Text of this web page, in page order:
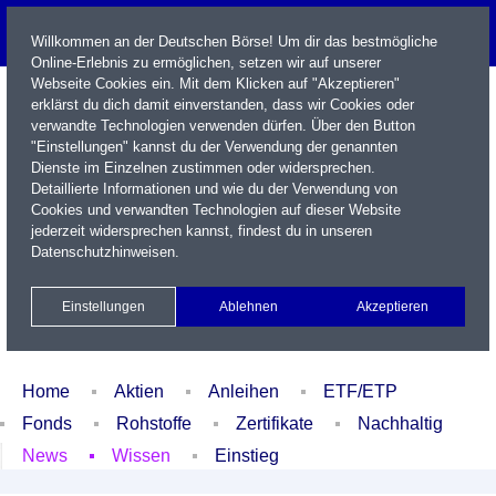
Name / WKN / ISIN / Kürzel
Xetra Realtime
Watchlist Portfolio Login
Home Aktien Anleihen
ETF/ETP
Fonds
Rohstoffe Zertifikate
Nachhaltig
News
Wissen Einstieg
Willkommen an der Deutschen Börse! Um dir das bestmögliche
Online-Erlebnis zu ermöglichen, setzen wir auf unserer
Webseite Cookies ein. Mit dem Klicken auf "Akzeptieren"
erklärst du dich damit einverstanden, dass wir Cookies oder
verwandte Technologien verwenden dürfen. Über den Button
"Einstellungen" kannst du der Verwendung der genannten
Dienste im Einzelnen zustimmen oder widersprechen.
Detaillierte Informationen und wie du der Verwendung von
Cookies und verwandten Technologien auf dieser Website
jederzeit widersprechen kannst, findest du in unseren
Datenschutzhinweisen.
Einstellungen Ablehnen Akzeptieren